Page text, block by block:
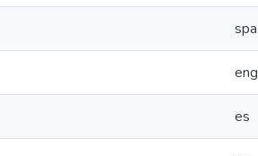
spa
eng
es